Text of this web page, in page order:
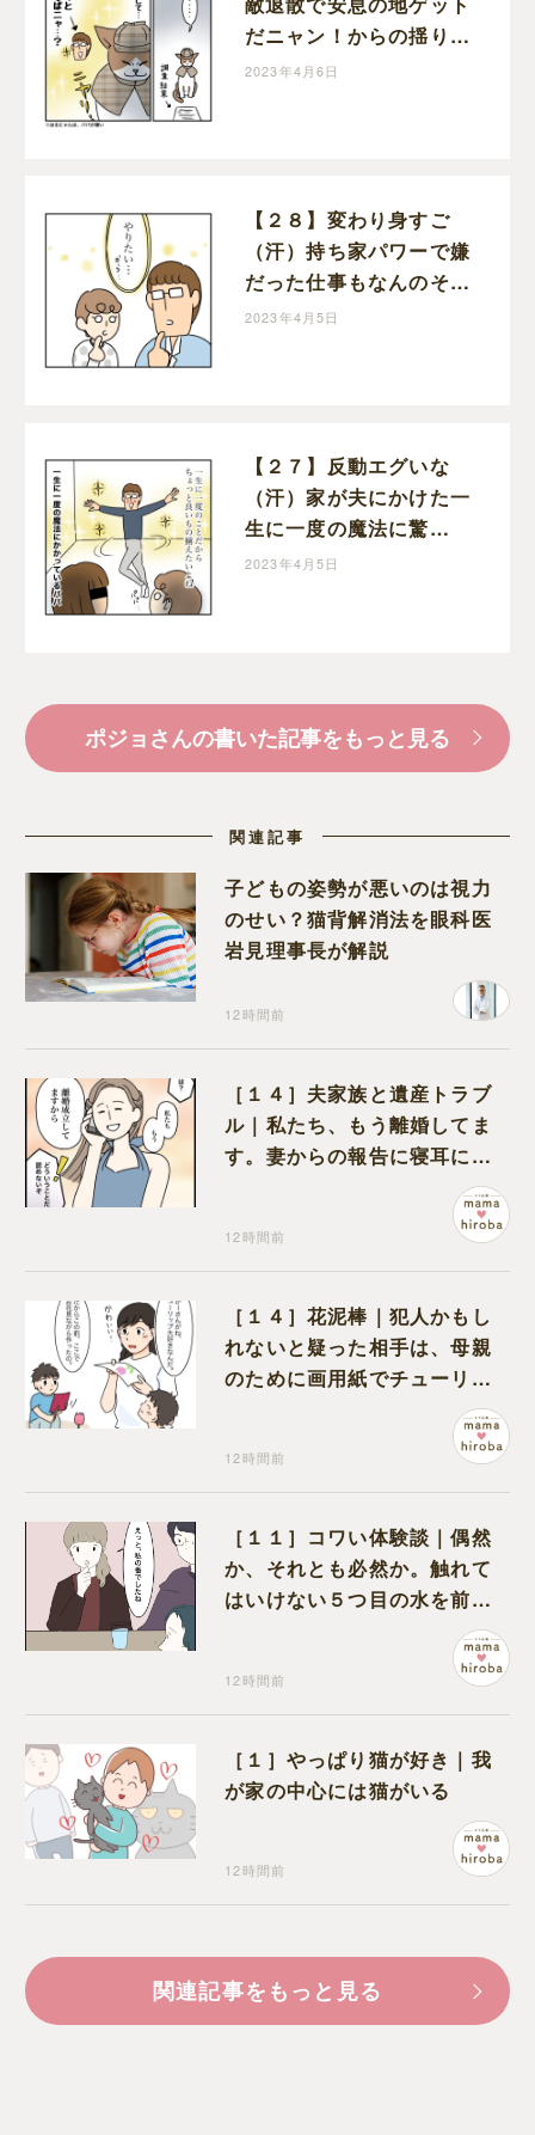
だニャン！からの揺り戻
し・・半額一家、家を買
2023年4月6日
【２８】変わり身すご
（汗）持ち家パワーで嫌
だった仕事もなんのそ
の！半額一家、家を買う
2023年4月5日
【２７】反動エグいな
（汗）家が夫にかけた一
生に一度の魔法に驚
愕・・半額一家、家を買
2023年4月5日
ポジョさんの書いた記事をもっと見る
関連記事
子どもの姿勢が悪いのは視力
のせい？猫背解消法を眼科医
岩見理事長が解説
12時間前
［１４］夫家族と遺産トラブ
ル｜私たち、もう離婚してま
す。妻からの報告に寝耳に水
12時間前
［１４］花泥棒｜犯人かもし
れないと疑った相手は、母親
のために画用紙でチューリッ
プを作っていただけだった
12時間前
［１１］コワい体験談｜偶然
か、それとも必然か。触れて
はいけない５つ目の水を前に
12時間前
［１］やっぱり猫が好き｜我
が家の中心には猫がいる
12時間前
関連記事をもっと見る